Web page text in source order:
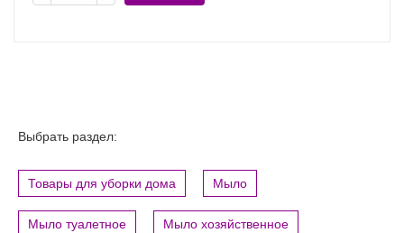
Выбрать раздел:
Товары для уборки дома Мыло
Мыло туалетное Мыло хозяйственное